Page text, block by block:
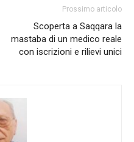
Prossimo articolo
Scoperta a Saqqara la
mastaba di un medico reale
con iscrizioni e rilievi unici